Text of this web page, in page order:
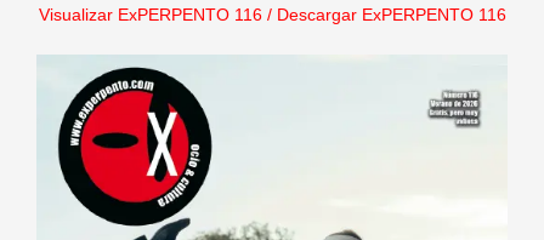
Visualizar ExPERPENTO 116/ Descargar ExPERPENTO 116